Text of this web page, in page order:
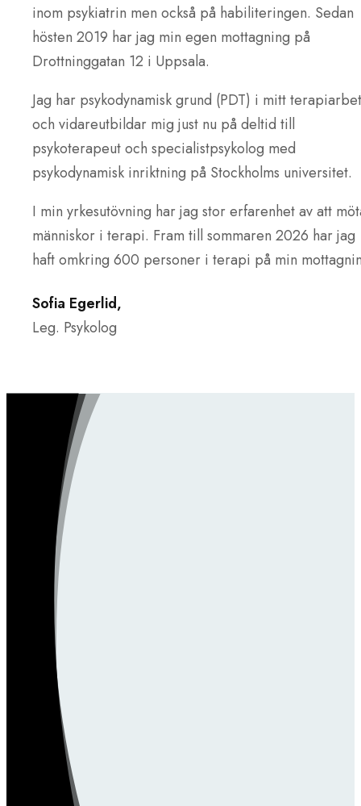
inom psykiatrin men också på habiliteringen. Sedan
hösten 2019 har jag min egen mottagning på
Drottninggatan 12 i Uppsala.
Jag har psykodynamisk grund (PDT) i mitt
och vidareutbildar mig just nu på deltid till
psykoterapeut och specialistpsykolog med
psykodynamisk inriktning på Stockholms universitet.
I min yrkesutövning har jag stor erfarenhet av att
människor i terapi. Fram till sommaren 2026 har jag
haft omkring 600 personer i terapi på min
Sofia Egerlid,
Leg. Psykolog